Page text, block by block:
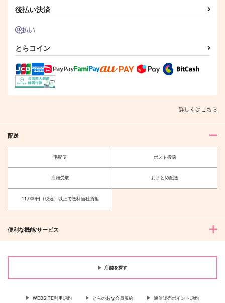
後払い決済
とらコイン
詳しくはこちら
配送
宅配便 ポスト投函
店頭受取 おまとめ配送
11,000円（税込）以上で送料当社負担
便利な機能/サービス
店舗を探す
WEBSITE利用規約 とらのあな会員規約 通信販売ポイント規約